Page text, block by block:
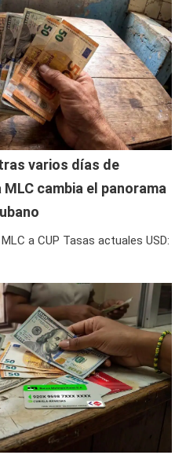
varios días de
cambia el panorama
a CUP Tasas actuales USD: